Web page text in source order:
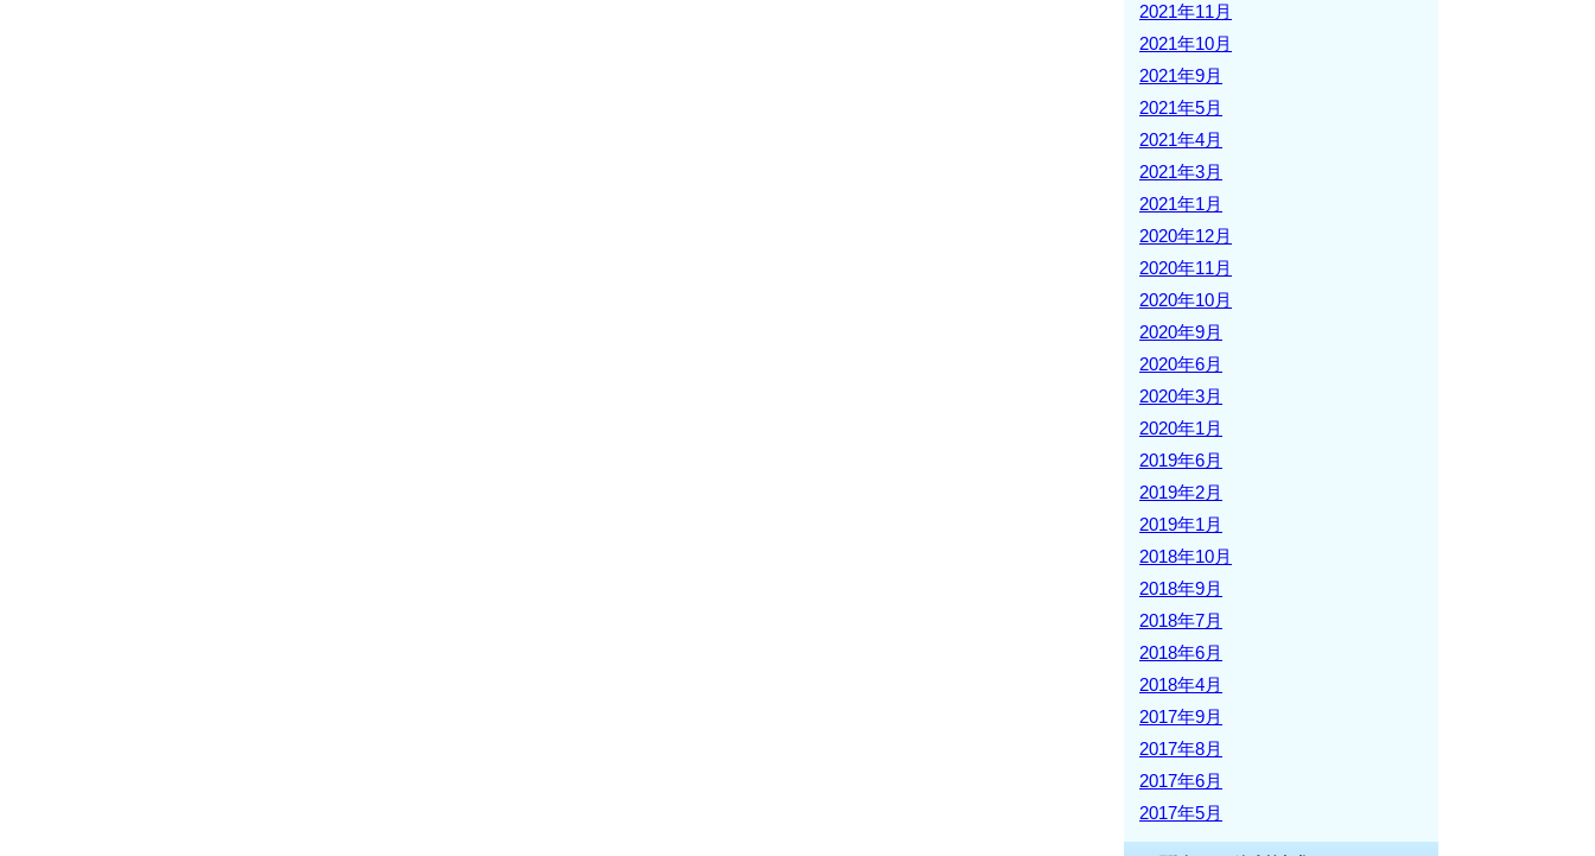
2021年11月
2021年10月
2021年9月
2021年5月
2021年4月
2021年3月
2021年1月
2020年12月
2020年11月
2020年10月
2020年9月
2020年6月
2020年3月
2020年1月
2019年6月
2019年2月
2019年1月
2018年10月
2018年9月
2018年7月
2018年6月
2018年4月
2017年9月
2017年8月
2017年6月
2017年5月